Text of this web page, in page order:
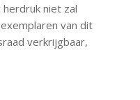
niet zal
van dit
verkrijgbaar,